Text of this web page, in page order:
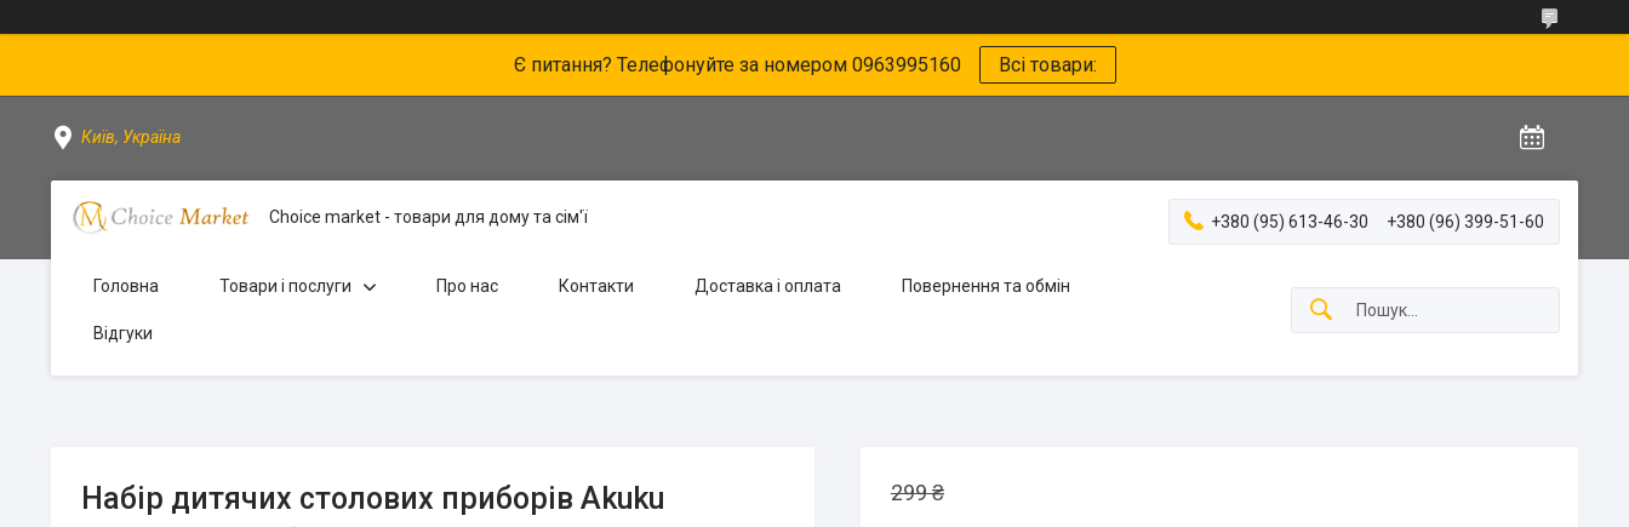
Є питання? Телефонуйте за номером 0963995160 Всі товари:
Київ, Україна
Choice market - товари для дому та сім'ї +380 (95) 613-46-30 +380 (96) 399-51-60
Головна Товари і послуги Про нас Контакти Доставка і оплата Повернення та обмін
Відгуки
Набір дитячих столових приборів Akuku
299 ₴